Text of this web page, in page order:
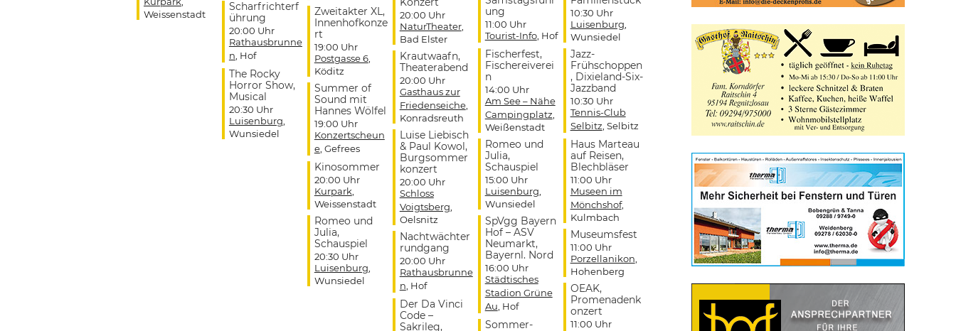
Weissenstadt
Scharfrichterf
ührung
20:00 Uhr
Rathausbrunne
n , Hof
The Rocky
Horror Show,
Musical
20:30 Uhr
Luisenburg
Wunsiedel
Zweitakter XL,
Innenhofkonze
rt
19:00 Uhr
Postgasse 6,
Köditz
Summer of
Sound mit
Hannes Wölfel
19:00 Uhr
Konzertscheun
e, Gefrees
Kinosommer
20:00 Uhr
Kurpark
Weissenstadt
Romeo und
Julia,
Schauspiel
20:30 Uhr
Luisenburg
Wunsiedel
20:00 Uhr
NaturTheater,
Bad Elster
Krautwaafn,
Theaterabend
20:00 Uhr
Gasthaus zur
Friedenseiche,
Konradsreuth
Luise Liebisch
& Paul Kowol,
Burgsommer
konzert
20:00 Uhr
Schloss
Voigtsberg
Oelsnitz
Nachtwächter
rundgang
20:00 Uhr
Rathausbrunne
n , Hof
Der Da Vinci
Code –
Sakrileg,
ung
11:00 Uhr
Tourist-Info, Hof
Fischerfest,
Fischereiverei
n
14:00 Uhr
Am See – Nähe
Campingplatz
Weißenstadt
Romeo und
Julia,
Schauspiel
15:00 Uhr
Luisenburg
Wunsiedel
SpVgg Bayern
Hof – ASV
Neumarkt,
Bayernl. Nord
16:00 Uhr
Städtisches
Stadion Grüne
Au , Hof
Sommer-
10:30 Uhr
Luisenburg
Wunsiedel
Jazz-
Frühschoppen
, Dixieland-Six-
Jazzband
10:30 Uhr
Tennis-Club
Selbitz , Selbitz
Haus Marteau
auf Reisen,
Blechbläser
11:00 Uhr
Museen im
Mönchshof,
Kulmbach
Museumsfest
11:00 Uhr
Porzellanikon
Hohenberg
OEAK,
Promenadenk
onzert
11:00 Uhr